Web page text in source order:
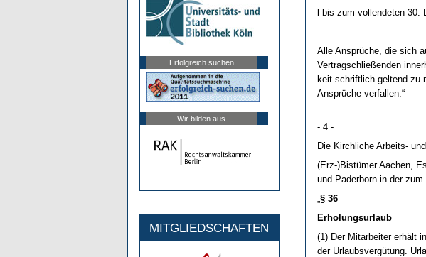
Erfolgreich suchen
Wir bilden aus
MITGLIEDSCHAFTEN
l bis zum voll­ende­ten 30.
Al­le Ansprüche, die sich
Ver­trag­schließen­den
keit schrift­lich gel­tend zu
Ansprüche ver­fal­len.“
- 4 -
Die Kirch­li­che Ar­beits-
(Erz-)Bistümer Aa­chen,
und Pa­der­born in der
„§ 36
Er­ho­lungs­ur­laub
(1) Der Mit­ar­bei­ter erhält
der Ur­laubs­vergütung.